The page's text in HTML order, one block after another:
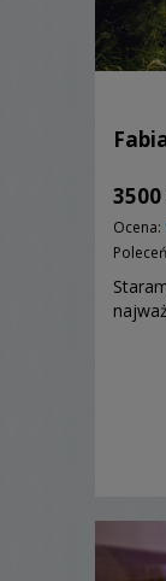
3500
Ocena: